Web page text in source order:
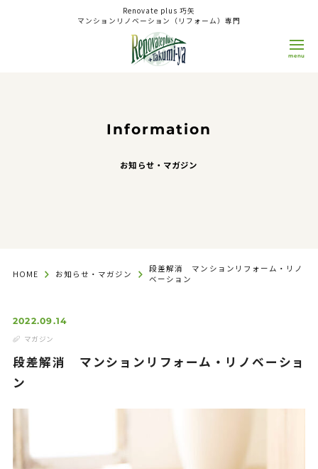
Renovate plus 巧矢
マンションリノベーション（リフォーム）専門
Renovation（Reform）
How to Renovate
Flow
Information
お知らせ・マガジン
HOME お知らせ・マガジン
段差解消 マンションリフォーム・リノ
ベーション
2022.09.14
マガジン
段差解消 マンションリフォーム・リノベーショ
ン